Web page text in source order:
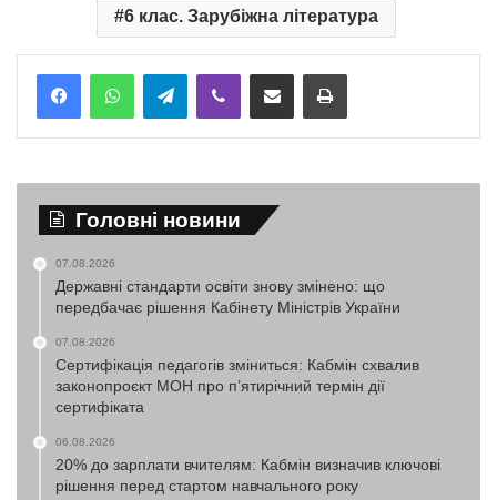
6 клас. Зарубіжна література
TelegramViber Надіслати електронною поштоюНадрукувати
Головні новини
07.08.2026
Державні стандарти освіти знову змінено: що
передбачає рішення Кабінету Міністрів України
07.08.2026
Сертифікація педагогів зміниться: Кабмін схвалив
законопроєкт МОН про п’ятирічний термін дії
сертифіката
06.08.2026
20% до зарплати вчителям: Кабмін визначив ключові
рішення перед стартом навчального року